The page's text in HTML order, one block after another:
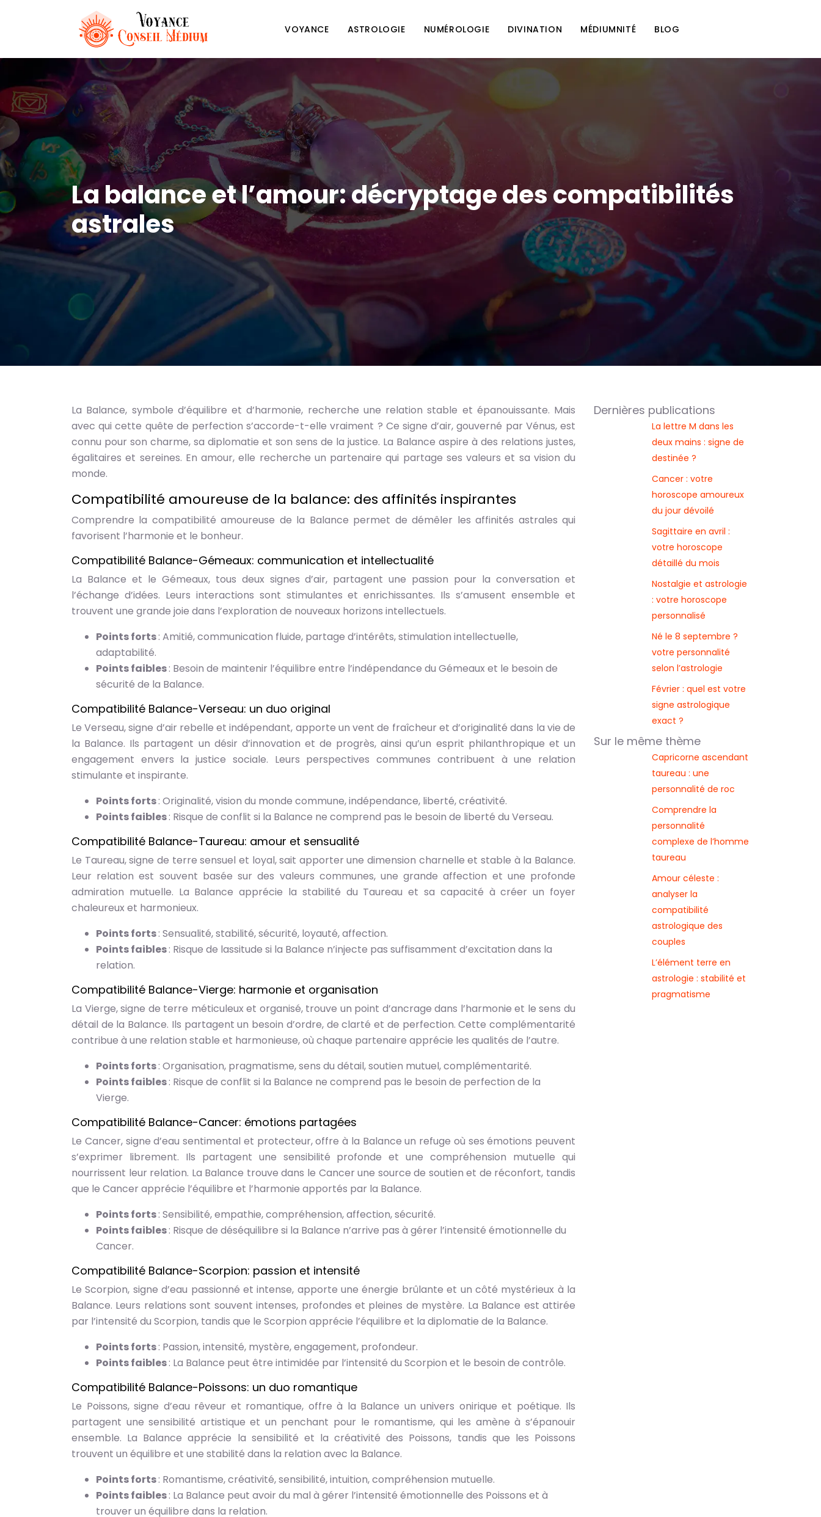
VOYANCE ASTROLOGIE NUMÉROLOGIE DIVINATION MÉDIUMNITÉ BLOG
La balance et l’amour: décryptage des compatibilités
astrales
La Balance, symbole d’équilibre et d’harmonie, recherche une relation stable et épanouissante. Mais
avec qui cette quête de perfection s’accorde-t-elle vraiment ? Ce signe d’air, gouverné par Vénus, est
connu pour son charme, sa diplomatie et son sens de la justice. La Balance aspire à des relations justes,
égalitaires et sereines. En amour, elle recherche un partenaire qui partage ses valeurs et sa vision du
monde.
Compatibilité amoureuse de la balance: des affinités inspirantes
Comprendre la compatibilité amoureuse de la Balance permet de démêler les affinités astrales qui
favorisent l’harmonie et le bonheur.
Compatibilité Balance-Gémeaux: communication et intellectualité
La Balance et le Gémeaux, tous deux signes d’air, partagent une passion pour la conversation et
l’échange d’idées. Leurs interactions sont stimulantes et enrichissantes. Ils s’amusent ensemble et
trouvent une grande joie dans l’exploration de nouveaux horizons intellectuels.
Points forts: Amitié, communication fluide, partage d’intérêts, stimulation intellectuelle,
adaptabilité.
Points faibles: Besoin de maintenir l’équilibre entre l’indépendance du Gémeaux et le besoin de
sécurité de la Balance.
Compatibilité Balance-Verseau: un duo original
Le Verseau, signe d’air rebelle et indépendant, apporte un vent de fraîcheur et d’originalité dans la vie de
la Balance. Ils partagent un désir d’innovation et de progrès, ainsi qu’un esprit philanthropique et un
engagement envers la justice sociale. Leurs perspectives communes contribuent à une relation
stimulante et inspirante.
Points forts: Originalité, vision du monde commune, indépendance, liberté, créativité.
Points faibles: Risque de conflit si la Balance ne comprend pas le besoin de liberté du Verseau.
Compatibilité Balance-Taureau: amour et sensualité
Le Taureau, signe de terre sensuel et loyal, sait apporter une dimension charnelle et stable à la Balance.
Leur relation est souvent basée sur des valeurs communes, une grande affection et une profonde
admiration mutuelle. La Balance apprécie la stabilité du Taureau et sa capacité à créer un foyer
chaleureux et harmonieux.
Points forts: Sensualité, stabilité, sécurité, loyauté, affection.
Points faibles: Risque de lassitude si la Balance n’injecte pas suffisamment d’excitation dans la
relation.
Compatibilité Balance-Vierge: harmonie et organisation
La Vierge, signe de terre méticuleux et organisé, trouve un point d’ancrage dans l’harmonie et le sens du
détail de la Balance. Ils partagent un besoin d’ordre, de clarté et de perfection. Cette complémentarité
contribue à une relation stable et harmonieuse, où chaque partenaire apprécie les qualités de l’autre.
Points forts: Organisation, pragmatisme, sens du détail, soutien mutuel, complémentarité.
Points faibles: Risque de conflit si la Balance ne comprend pas le besoin de perfection de la
Vierge.
Compatibilité Balance-Cancer: émotions partagées
Le Cancer, signe d’eau sentimental et protecteur, offre à la Balance un refuge où ses émotions peuvent
s’exprimer librement. Ils partagent une sensibilité profonde et une compréhension mutuelle qui
nourrissent leur relation. La Balance trouve dans le Cancer une source de soutien et de réconfort, tandis
que le Cancer apprécie l’équilibre et l’harmonie apportés par la Balance.
Points forts: Sensibilité, empathie, compréhension, affection, sécurité.
Points faibles: Risque de déséquilibre si la Balance n’arrive pas à gérer l’intensité émotionnelle du
Cancer.
Compatibilité Balance-Scorpion: passion et intensité
Le Scorpion, signe d’eau passionné et intense, apporte une énergie brûlante et un côté mystérieux à la
Balance. Leurs relations sont souvent intenses, profondes et pleines de mystère. La Balance est attirée
par l’intensité du Scorpion, tandis que le Scorpion apprécie l’équilibre et la diplomatie de la Balance.
Points forts: Passion, intensité, mystère, engagement, profondeur.
Points faibles: La Balance peut être intimidée par l’intensité du Scorpion et le besoin de contrôle.
Compatibilité Balance-Poissons: un duo romantique
Le Poissons, signe d’eau rêveur et romantique, offre à la Balance un univers onirique et poétique. Ils
partagent une sensibilité artistique et un penchant pour le romantisme, qui les amène à s’épanouir
ensemble. La Balance apprécie la sensibilité et la créativité des Poissons, tandis que les Poissons
trouvent un équilibre et une stabilité dans la relation avec la Balance.
Points forts: Romantisme, créativité, sensibilité, intuition, compréhension mutuelle.
Points faibles: La Balance peut avoir du mal à gérer l’intensité émotionnelle des Poissons et à
trouver un équilibre dans la relation.
Dernières publications
La lettre M dans les
deux mains : signe de
destinée ?
Cancer : votre
horoscope amoureux
du jour dévoilé
Sagittaire en avril :
votre horoscope
détaillé du mois
Nostalgie et astrologie
: votre horoscope
personnalisé
Né le 8 septembre ?
votre personnalité
selon l’astrologie
Février : quel est votre
signe astrologique
exact ?
Sur le même thème
Capricorne ascendant
taureau : une
personnalité de roc
Comprendre la
personnalité
complexe de l’homme
taureau
Amour céleste :
analyser la
compatibilité
astrologique des
couples
L’élément terre en
astrologie : stabilité et
pragmatisme